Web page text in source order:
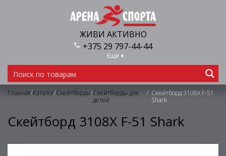
ЖИВИ АКТИВНО
+375 29 797-44-44
Еще
Главная/Каталог/Скейтборды/Скейтборды для
детей
/ Скейтборд 3108X F-51
Shark
Скейтборд 3108X F-51 Shark